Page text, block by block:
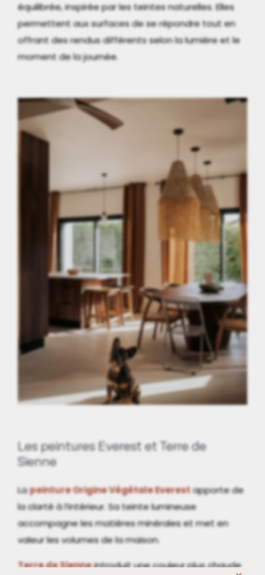
équilibrée, inspirée par les teintes naturelles. Elles
permettent aux surfaces de se répondre tout en
offrant des rendus différents selon la lumière et le
moment de la journée.
Les peintures Everest et Terre de
Sienne
Lapeinture Origine Végétale Everestapporte de
la clarté à l’intérieur. Sa teinte lumineuse
accompagne les matières minérales et met en
valeur les volumes de la maison.
Terre de Sienneintroduit une couleur plus chaude